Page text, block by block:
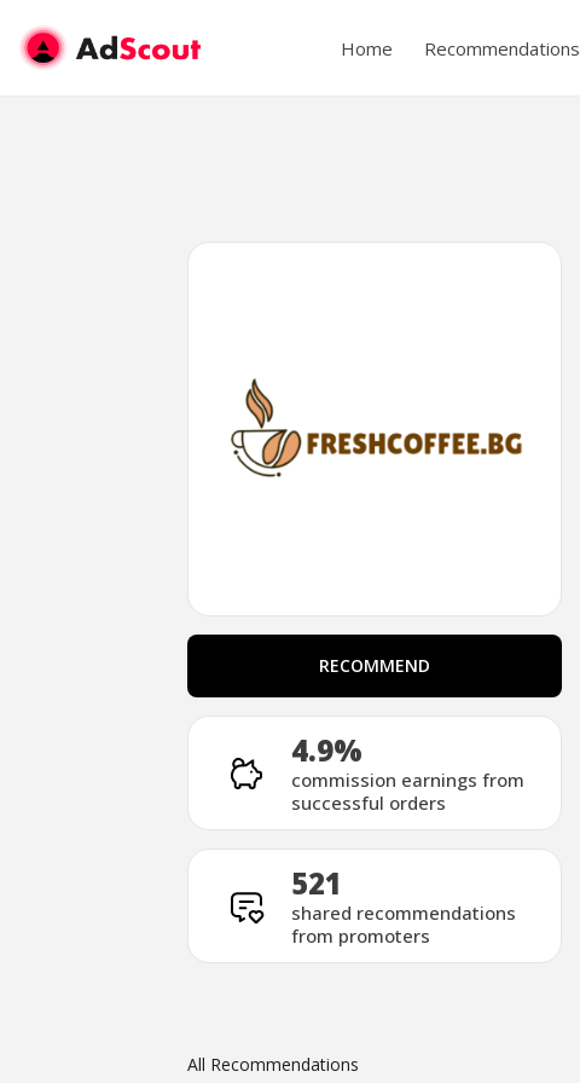
Home Recommendations
RECOMMEND
RECOMMEND
4.9%
commission earnings from
successful orders
521
shared recommendations
from promoters
All Recommendations